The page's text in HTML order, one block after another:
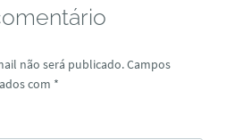
não será publicado.Campos
com *